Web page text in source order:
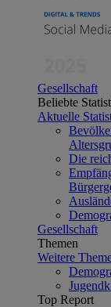
Gesellschaft
Beliebte
Aktuelle
Die
Gesellschaft
Themen
Weitere
Top Report